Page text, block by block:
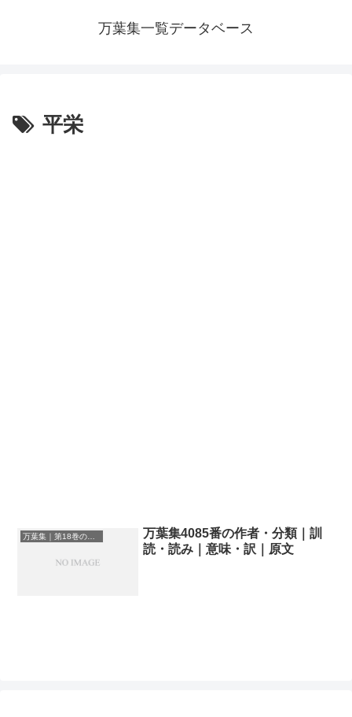
万葉集一覧データベース
平栄
万葉集｜第18巻の和歌一覧
万葉集4085番の作者・分類｜訓
読・読み｜意味・訳｜原文